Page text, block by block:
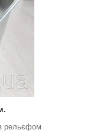
рельєфом